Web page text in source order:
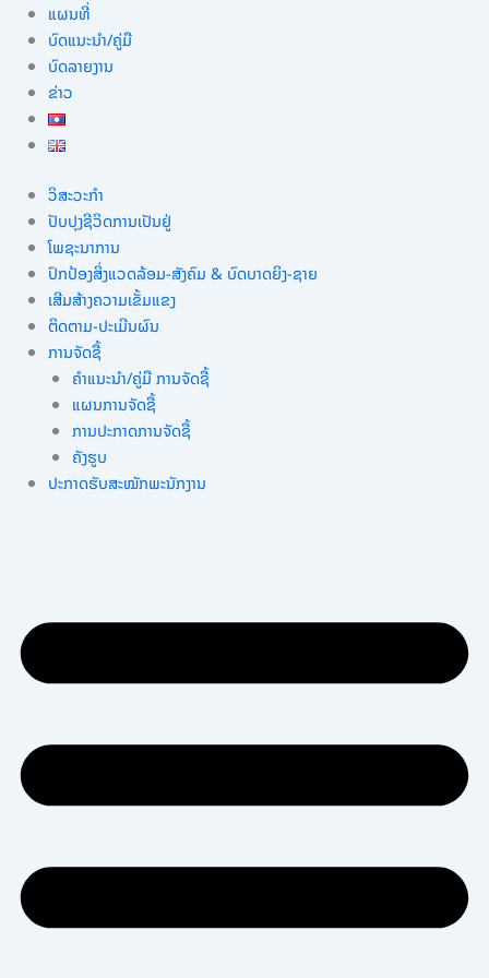
ແຜນທີ່
ບົດແນະນໍາ/ຄູ່ມື
ບົດລາຍງານ
ຂ່າວ
ວິສະວະກຳ
ປັບປຸງຊີວິດການເປັນຢູ່
ໂພຊະນາການ
ປົກປ້ອງສິ່ງແວດລ້ອມ-ສັງຄົມ & ບົດບາດຍິງ-ຊາຍ
ເສີມສ້າງຄວາມເຂັ້ມແຂງ
ຕິດຕາມ-ປະເມີນຜົນ
ການຈັດຊື້
ຄຳແນະນຳ/ຄູ່ມື ການຈັດຊື້
ແຜນການຈັດຊື້
ການປະກາດການຈັດຊື້
ຄັງຮູບ
ປະກາດຮັບສະໝັກພະນັກງານ